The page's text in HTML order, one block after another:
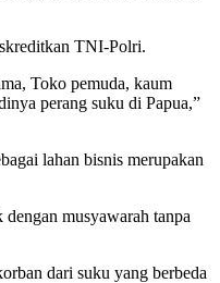
TNI-Polri.
Toko pemuda, kaum
perang suku di Papua,”
lahan bisnis merupakan
musyawarah tanpa
dari suku yang berbeda